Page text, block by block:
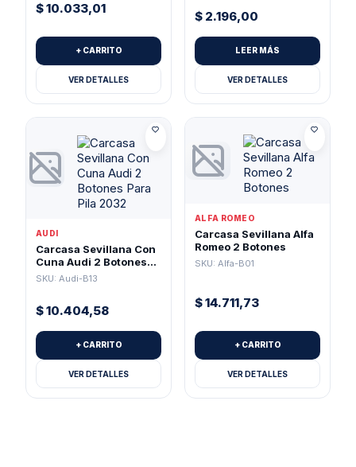
$10.033,01
+ CARRITO
VER DETALLES
$ 2.196,00
LEER MÁS
VER DETALLES
AUDI
Carcasa Sevillana Con
Cuna Audi 2 Botones
Para Pila 2032
SKU: Audi-B13
$10.404,58
+ CARRITO
VER DETALLES
ALFA ROMEO
Carcasa Sevillana Alfa
Romeo 2 Botones
SKU: Alfa-B01
$14.711,73
+ CARRITO
VER DETALLES